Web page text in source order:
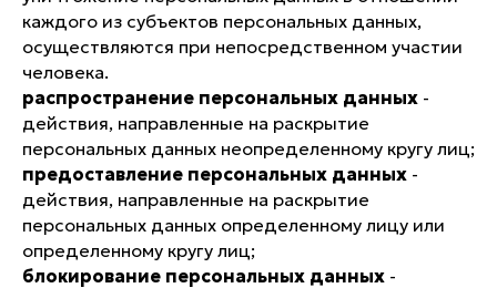
каждого из субъектов персональных данных,
осуществляются при непосредственном участии
человека.
распространение персональных данных -
действия, направленные на раскрытие
персональных данных неопределенному кругу лиц;
предоставление персональных данных -
действия, направленные на раскрытие
персональных данных определенному лицу или
определенному кругу лиц;
блокирование персональных данных -